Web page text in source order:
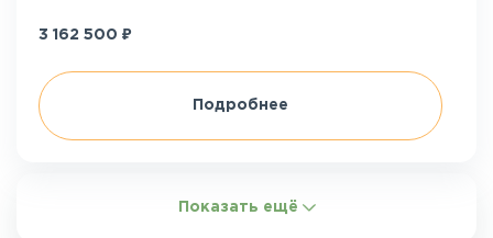
3 162 500 ₽
Подробнее
Показать ещё